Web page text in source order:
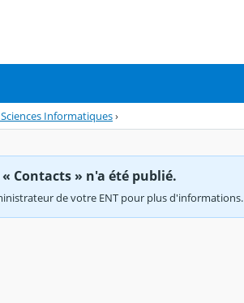
Informatiques›
Contacts » n'a été publié.
de votre ENT pour plus d'informations.